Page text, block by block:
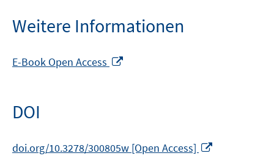
Weitere Informationen
E-Book Open Access
DOI
doi.org/10.3278/300805w [Open Access]